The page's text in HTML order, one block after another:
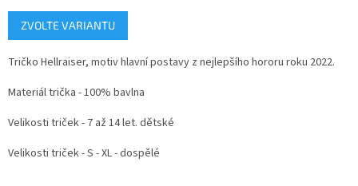
Měrná
cena:
ZVOLTE VARIANTU
Tričko Hellraiser, motiv hlavní postavy z nejlepšího hororu roku 2022.
Materiál trička - 100% bavlna
Velikosti triček - 7 až 14 let. dětské
Velikosti triček - S - XL - dospělé